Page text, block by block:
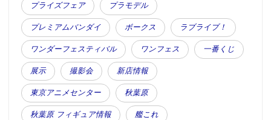
プライズフェア プラモデル
プレミアムバンダイ ボークス ラブライブ！
ワンダーフェスティバル ワンフェス 一番くじ
展示 撮影会 新店情報
東京アニメセンター 秋葉原
秋葉原 フィギュア情報 艦これ